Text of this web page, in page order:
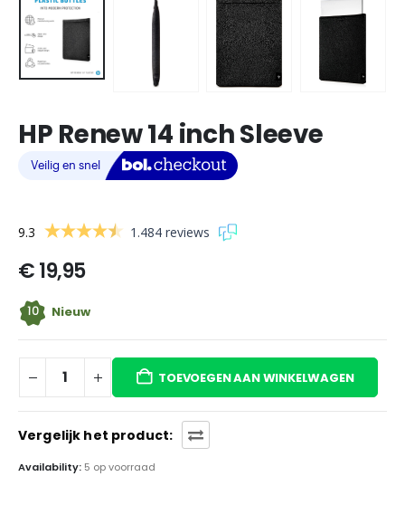
HP Renew 14 inch Sleeve
9.3 1.484 reviews
€19,95
10 Nieuw
TOEVOEGEN AAN WINKELWAGEN
Vergelijk het product:
Availability: 5 op voorraad